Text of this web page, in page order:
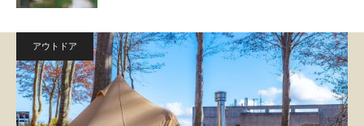
アウトドア